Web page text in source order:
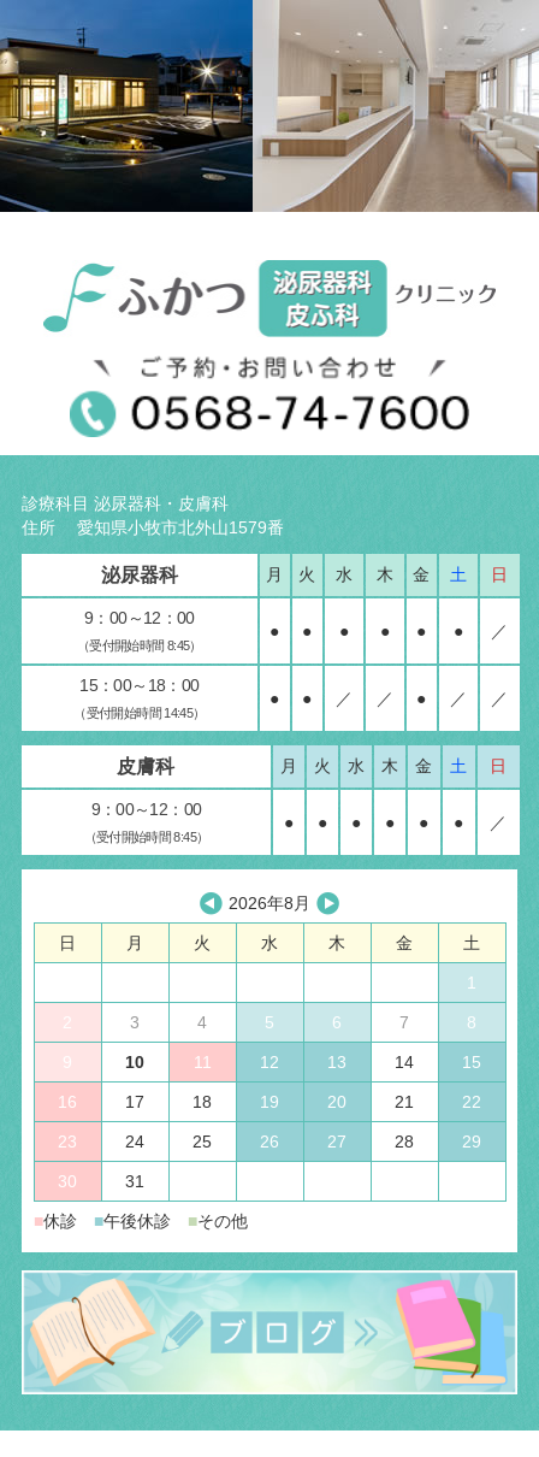
診療科目 泌尿器科・皮膚科
住所 愛知県小牧市北外山1579番
泌尿器科 月 火 水 木 金 土 日
9：00～12：00
（受付開始時間 8:45）
● ● ● ● ● ● ／
15：00～18：00
（受付開始時間 14:45）
● ● ／ ／ ● ／ ／
皮膚科 月 火 水 木 金 土 日
9：00～12：00
（受付開始時間 8:45）
● ● ● ● ● ● ／
2026年8月
日 月 火 水 木 金 土
1
2 3 4 5 6 7 8
9 10 11 12 13 14 15
16 17 18 19 20 21 22
23 24 25 26 27 28 29
30 31
■休診 ■午後休診 ■その他